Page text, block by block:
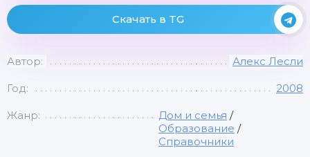
Скачать в TG
Автор: Алекс Лесли
Год: 2008
Жанр: Дом и семья /
Образование /
Справочники